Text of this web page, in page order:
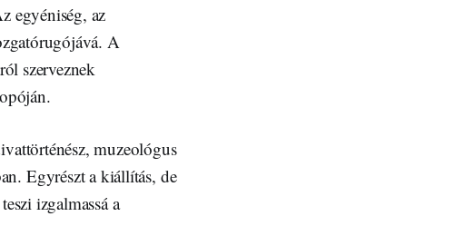
egyéniség, az
A
szerveznek
muzeológus
Egyrészt a kiállítás, de
izgalmassá a